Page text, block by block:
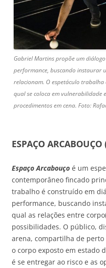
Gabriel Martins propõe um
performance, buscando instaurar
relacionam. O espetáculo trabalha
qual se coloca em vulnerabilidade
procedimentos em cena. Foto:
ESPAÇO
Espaço Arcabouço é um
contemporâneo fincado
trabalho é construído em
performance, buscando
qual as relações entre
possibilidades. O público,
arena, compartilha de perto
o corpo exposto em estado
é se entregar ao risco e as